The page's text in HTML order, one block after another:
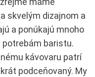
skvelým dizajnom a
a ponúkajú mnoho
baristu.
kávovaru patrí
podceňovaný. My